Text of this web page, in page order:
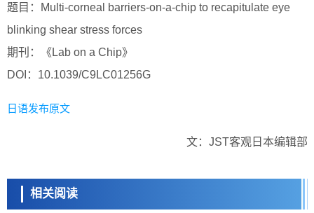
题目：Multi-corneal barriers-on-a-chip to recapitulate eye
blinking shear stress forces
期刊：《Lab on a Chip》
DOI：10.1039/C9LC01256G
日语发布原文
文：JST客观日本编辑部
相关阅读